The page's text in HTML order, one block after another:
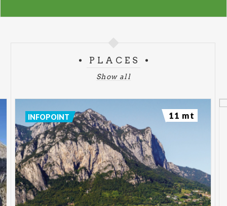
PLACES
Show all
INFOPOINT 11 mt